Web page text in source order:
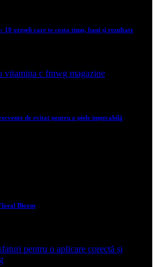
greșeli care te costa timp, bani și rezultate
de evitat pentru o piele impecabilă
Bloom